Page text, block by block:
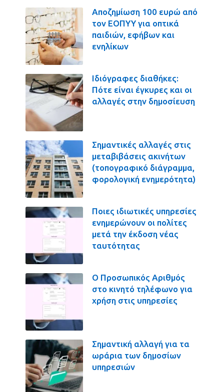
Αποζημίωση 100 ευρώ από
τον ΕΟΠΥΥ για οπτικά
παιδιών, εφήβων και
ενηλίκων
Ιδιόγραφες διαθήκες:
Πότε είναι έγκυρες και οι
αλλαγές στην δημοσίευση
Σημαντικές αλλαγές στις
μεταβιβάσεις ακινήτων
(τοπογραφικό διάγραμμα,
φορολογική ενημερότητα)
Ποιες ιδιωτικές υπηρεσίες
ενημερώνουν οι πολίτες
μετά την έκδοση νέας
ταυτότητας
Ο Προσωπικός Αριθμός
στο κινητό τηλέφωνο για
χρήση στις υπηρεσίες
Σημαντική αλλαγή για τα
ωράρια των δημοσίων
υπηρεσιών